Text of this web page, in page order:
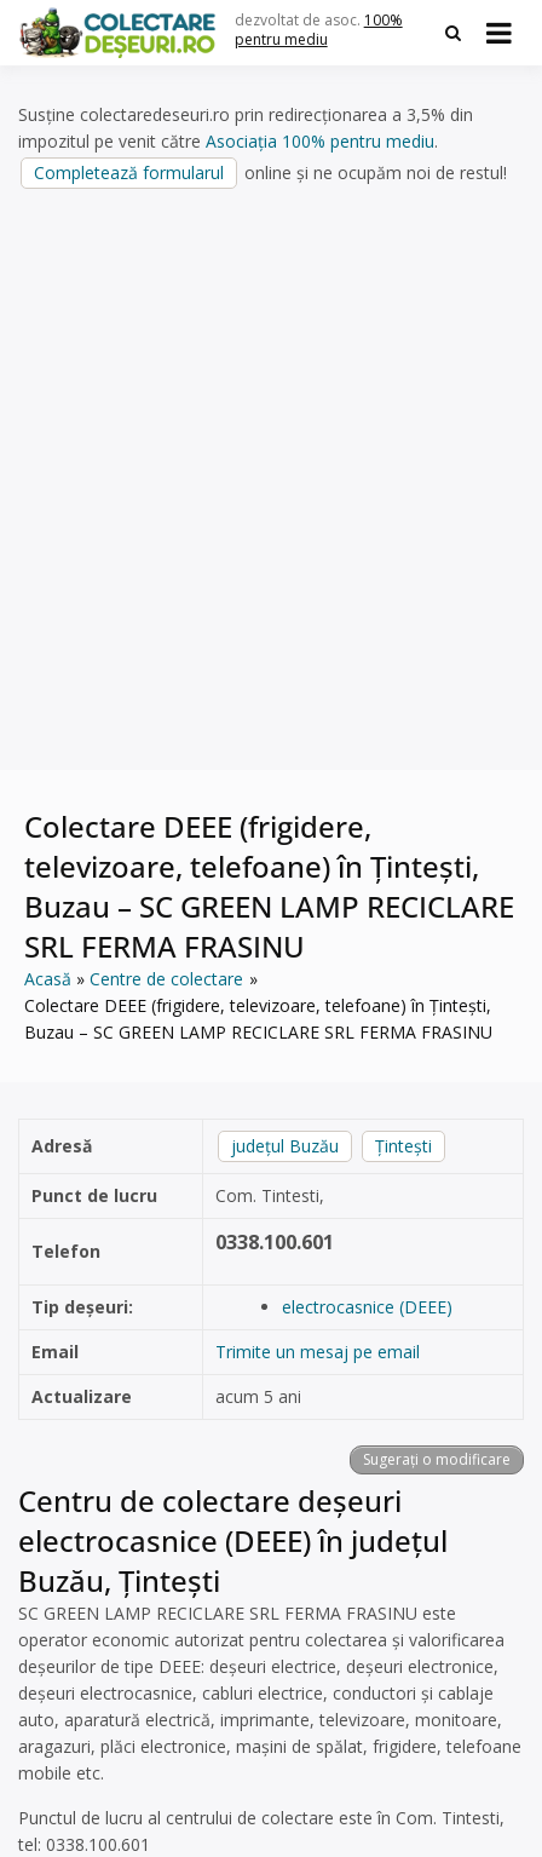
content
dezvoltat de asoc. 100%
pentru mediu
Susține colectaredeseuri.ro prin redirecționarea a 3,5% din
impozitul pe venit către Asociația 100% pentru mediu.
Completează formularul
online și ne ocupăm noi de restul!
Colectare DEEE (frigidere,
televizoare, telefoane) în Țintești,
Buzau – SC GREEN LAMP RECICLARE
SRL FERMA FRASINU
Acasă
Centre de colectare
Colectare DEEE (frigidere, televizoare, telefoane) în Țintești,
Buzau – SC GREEN LAMP RECICLARE SRL FERMA FRASINU
Adresă județul Buzău Țintești
Punct de lucru Com. Tintesti,
Telefon 0338.100.601
Tip deșeuri:
electrocasnice (DEEE)
Email
Trimite un mesaj pe email
Actualizare
acum 5 ani
Sugerați o modificare
Centru de colectare deșeuri
electrocasnice (DEEE) în județul
Buzău, Țintești
SC GREEN LAMP RECICLARE SRL FERMA FRASINU este
operator economic autorizat pentru colectarea și valorificarea
deșeurilor de tipe DEEE: deșeuri electrice, deșeuri electronice,
deșeuri electrocasnice, cabluri electrice, conductori și cablaje
auto, aparatură electrică, imprimante, televizoare, monitoare,
aragazuri, plăci electronice, mașini de spălat, frigidere, telefoane
mobile etc.
Punctul de lucru al centrului de colectare este în Com. Tintesti,
tel: 0338.100.601